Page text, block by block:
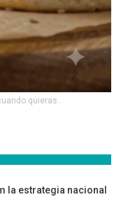
quieras...
la estrategia nacional